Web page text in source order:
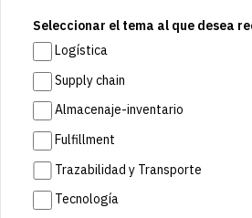
Seleccionar el tema al que desea
Logística
Supply chain
Almacenaje-inventario
Fulfillment
Trazabilidad y Transporte
Tecnología